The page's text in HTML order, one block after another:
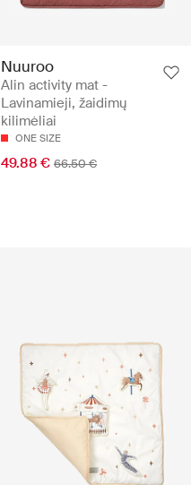
Nuuroo
Alin activity mat -
Lavinamieji, žaidimų
kilimėliai
ONE SIZE
49.88 € 66.50 €